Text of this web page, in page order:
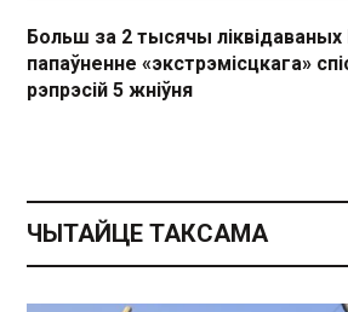
Больш за 2 тысячы ліквідаваных
папаўненне «экстрэмісцкага»
рэпрэсій 5 жніўня
ЧЫТАЙЦЕ ТАКСАМА